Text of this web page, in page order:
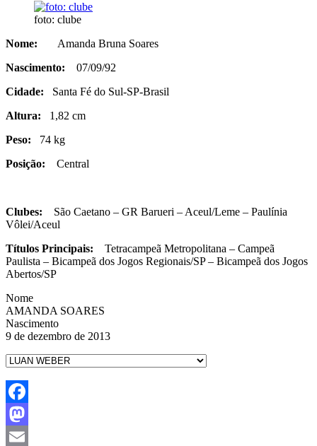
foto: clube
Nome: Amanda Bruna Soares
Nascimento: 07/09/92
Cidade: Santa Fé do Sul-SP-Brasil
Altura: 1,82 cm
Peso: 74 kg
Posição: Central
Clubes: São Caetano – GR Barueri – Aceul/Leme – Paulínia
Vôlei/Aceul
Títulos Principais: Tetracampeã Metropolitana – Campeã
Paulista – Bicampeã dos Jogos Regionais/SP – Bicampeã dos Jogos
Abertos/SP
Nome
AMANDA SOARES
Nascimento
9 de dezembro de 2013
Facebook
Mastodon